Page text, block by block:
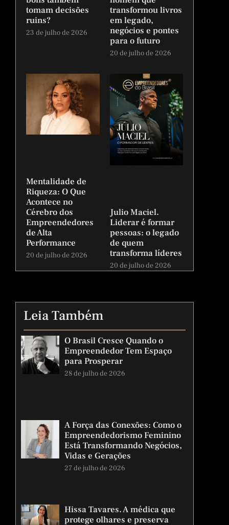
tomam decisões
ruins?
23 de julho de 2026
transformou livros
em legado,
negócios e pontes
para o futuro
20 de julho de 2026
Mentalidade de
Riqueza: O Que
Acontece no
Cérebro dos
Empreendedores
de Alta
Performance
20 de julho de 2026
Julio Maciel.
Liderar é formar
pessoas: o legado
de quem
transforma líderes
20 de julho de 2026
Leia Também
O Brasil Cresce Quando o
Empreendedor Tem Espaço
para Prosperar
28 de julho de 2026
A Força das Conexões: Como o
Empreendedorismo Feminino
Está Transformando Negócios,
Vidas e Gerações
27 de julho de 2026
Hissa Tavares. A médica que
protege olhares e preserva